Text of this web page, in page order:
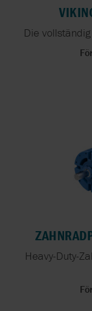
Die
Heavy-Duty-